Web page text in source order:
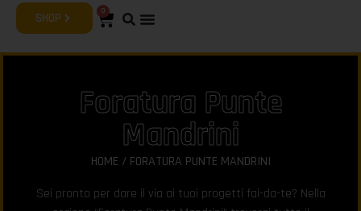
SHOP 0
Foratura Punte
Mandrini
HOME / FORATURA PUNTE MANDRINI
Sei pronto per dare il via ai tuoi progetti fai-da-te? Nella